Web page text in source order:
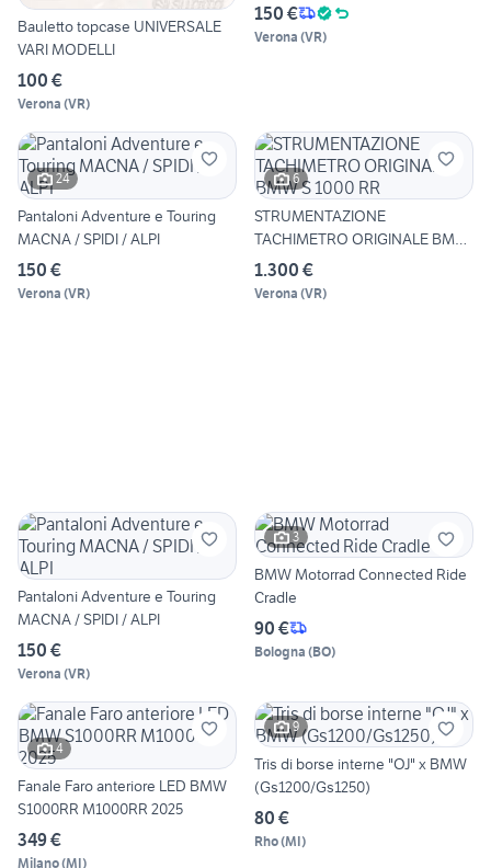
Bauletto topcase UNIVERSALE
VARI MODELLI
100 €
Verona (VR)
150 €
Verona (VR)
24
Pantaloni Adventure e Touring
MACNA / SPIDI / ALPI
150 €
Verona (VR)
6
STRUMENTAZIONE
TACHIMETRO ORIGINALE BMW
S 1000 RR
1.300 €
Verona (VR)
Pantaloni Adventure e Touring
MACNA / SPIDI / ALPI
150 €
Verona (VR)
3
BMW Motorrad Connected Ride
Cradle
90 €
Bologna (BO)
4
Fanale Faro anteriore LED BMW
S1000RR M1000RR 2025
349 €
Milano(MI)
9
Tris di borse interne "OJ" x BMW
(Gs1200/Gs1250)
80 €
Rho(MI)